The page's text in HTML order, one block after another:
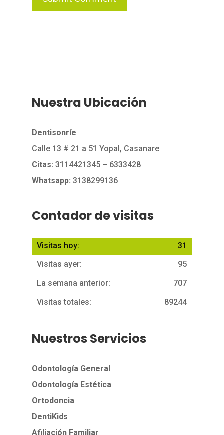
Nuestra Ubicación
Dentisonríe
Calle 13 # 21 a 51 Yopal, Casanare
Citas: 3114421345 – 6333428
Whatsapp: 3138299136
Contador de visitas
31
Visitas hoy:
95
Visitas ayer:
707
La semana anterior:
89244
Visitas totales:
Nuestros Servicios
Odontología General
Odontología Estética
Ortodoncia
DentiKids
Afiliación Familiar